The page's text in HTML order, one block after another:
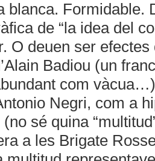
blanca. Formidable.
de “la idea del
O deuen ser efectes
Badiou (un
com
Negri, com a
sé quina
a les Brigate